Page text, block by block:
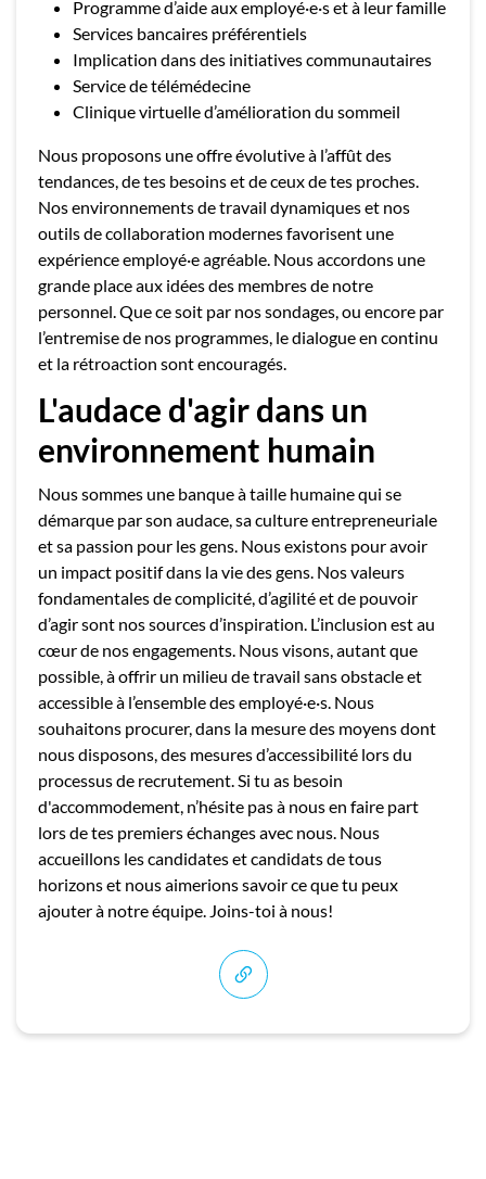
Programme d’aide aux employé·e·s et à leur famille
Services bancaires préférentiels
Implication dans des initiatives communautaires
Service de télémédecine
Clinique virtuelle d’amélioration du sommeil
Nous proposons une offre évolutive à l’affût des
tendances, de tes besoins et de ceux de tes proches.
Nos environnements de travail dynamiques et nos
outils de collaboration modernes favorisent une
expérience employé·e agréable. Nous accordons une
grande place aux idées des membres de notre
personnel. Que ce soit par nos sondages, ou encore par
l’entremise de nos programmes, le dialogue en continu
et la rétroaction sont encouragés.
L'audace d'agir dans un
environnement humain
Nous sommes une banque à taille humaine qui se
démarque par son audace, sa culture entrepreneuriale
et sa passion pour les gens. Nous existons pour avoir
un impact positif dans la vie des gens. Nos valeurs
fondamentales de complicité, d’agilité et de pouvoir
d’agir sont nos sources d’inspiration. L’inclusion est au
cœur de nos engagements. Nous visons, autant que
possible, à offrir un milieu de travail sans obstacle et
accessible à l’ensemble des employé·e·s. Nous
souhaitons procurer, dans la mesure des moyens dont
nous disposons, des mesures d’accessibilité lors du
processus de recrutement. Si tu as besoin
d'accommodement, n’hésite pas à nous en faire part
lors de tes premiers échanges avec nous. Nous
accueillons les candidates et candidats de tous
horizons et nous aimerions savoir ce que tu peux
ajouter à notre équipe. Joins-toi à nous!